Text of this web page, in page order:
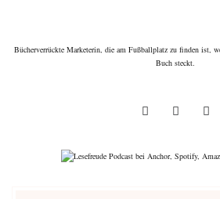
Bücherverrückte Marketerin, die am Fußballplatz zu finden ist,
Buch steckt.